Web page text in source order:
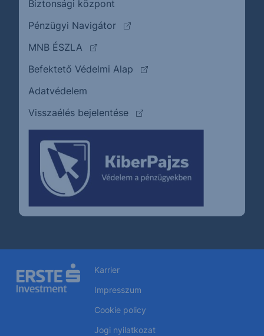
Biztonsági központ
Pénzügyi Navigátor
(külső oldalra ugrik)
MNB ÉSZLA
(külső oldalra ugrik)
Befektető Védelmi Alap
(külső oldalra ugrik)
Adatvédelem
Visszaélés bejelentése
(külső oldalra ugrik)
Karrier
Impresszum
Cookie policy
Jogi nyilatkozat